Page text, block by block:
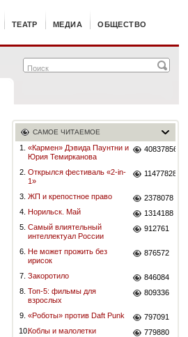
ТЕАТР МЕДИА ОБЩЕСТВО
САМОЕ ЧИТАЕМОЕ
1.
«Кармен» Дэвида Паунтни и
Юрия Темирканова
40837856
2. Открылся фестиваль «2-in-
1»
11477828
3. ЖП и крепостное право
2378078
4. Норильск. Май
1314188
5. Самый влиятельный
интеллектуал России
912761
6. Не может прожить без
ирисок
876572
7. Закоротило
846084
8. Топ-5: фильмы для
взрослых
809336
9. «Роботы» против Daft Punk
797091
10.Коблы и малолетки
779880